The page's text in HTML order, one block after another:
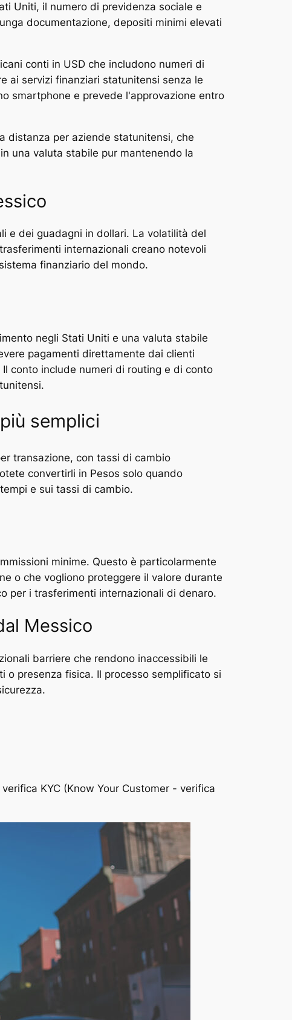
Uniti, il numero di previdenza sociale e
documentazione, depositi minimi elevati
conti in USD che includono numeri di
ai servizi finanziari statunitensi senza le
smartphone e prevede l'approvazione entro
distanza per aziende statunitensi, che
una valuta stabile pur mantenendo la
e dei guadagni in dollari. La volatilità del
internazionali creano notevoli
finanziario del mondo.
negli Stati Uniti e una valuta stabile
pagamenti direttamente dai clienti
conto include numeri di routing e di conto
semplici
transazione, con tassi di cambio
convertirli in Pesos solo quando
e sui tassi di cambio.
minime. Questo è particolarmente
o che vogliono proteggere il valore durante
per i trasferimenti internazionali di denaro.
Messico
barriere che rendono inaccessibili le
o presenza fisica. Il processo semplificato si
KYC (Know Your Customer - verifica